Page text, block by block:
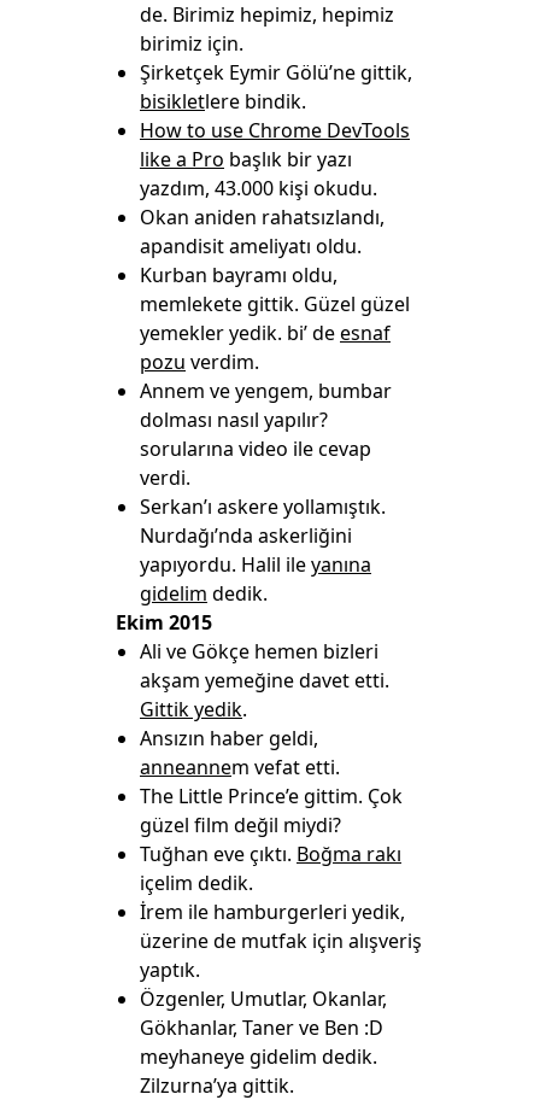
de. Birimiz hepimiz, hepimiz
birimiz için.
Şirketçek Eymir Gölü’ne gittik,
bisikletlere bindik.
How to use Chrome DevTools
like a Pro başlık bir yazı
yazdım, 43.000 kişi okudu.
Okan aniden rahatsızlandı,
apandisit ameliyatı oldu.
Kurban bayramı oldu,
memlekete gittik. Güzel güzel
yemekler yedik. bi’ deesnaf
pozu verdim.
Annem ve yengem, bumbar
dolması nasıl yapılır?
sorularına video ile cevap
verdi.
Serkan’ı askere yollamıştık.
Nurdağı’nda askerliğini
yapıyordu. Halil ileyanına
gidelim dedik.
Ekim 2015
Ali ve Gökçe hemen bizleri
akşam yemeğine davet etti.
Gittik yedik.
Ansızın haber geldi,
anneannem vefat etti.
The Little Prince’e gittim. Çok
güzel film değil miydi?
Tuğhan eve çıktı. Boğma rakı
içelim dedik.
İrem ile hamburgerleri yedik,
üzerine de mutfak için alışveriş
yaptık.
Özgenler, Umutlar, Okanlar,
Gökhanlar, Taner ve Ben :D
meyhaneye gidelim dedik.
Zilzurna’ya gittik.